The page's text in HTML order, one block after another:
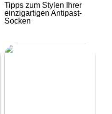
Tipps zum Stylen Ihrer
einzigartigen Antipast-
Socken